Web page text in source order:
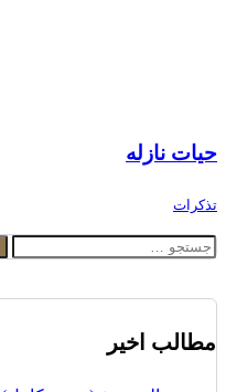
حیات نازله
تذکرات
جستجو
برای:
مطالب اخیر